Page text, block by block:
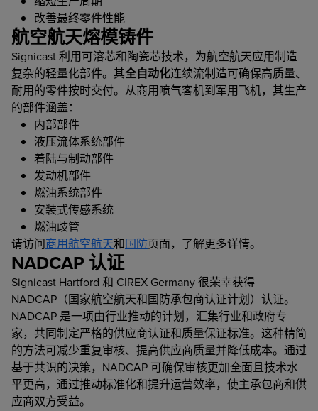
改善最终零件性能
航空航天熔模铸件
Signicast 利用可溶芯和陶瓷芯技术，为航空航天应用制造
复杂的轻量化部件。其全自动化连续流制造可确保高质量、
耐用的零件按时交付。从商用喷气客机到军用飞机，其生产
的部件涵盖：
内部部件
液压流体系统部件
着陆与制动部件
发动机部件
燃油系统部件
安装式传感系统
燃油歧管
请访问商用航空航天和国防页面，了解更多详情。
NADCAP 认证
Signicast Hartford 和 CIREX Germany 很荣幸获得
NADCAP（国家航空航天和国防承包商认证计划）认证。
NADCAP 是一项由行业推动的计划，汇集行业和政府专
家，共同制定严格的供应商认证和质量保证标准。这种精简
的方法可减少重复审核、提高供应商质量并降低成本。通过
基于共识的决策，NADCAP 可确保审核更加全面且技术水
平更高，通过推动标准化和提升运营效率，使主承包商和供
应商双方受益。